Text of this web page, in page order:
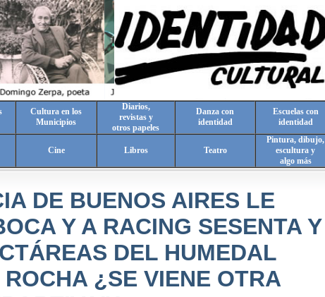
Cultura en los
Municipios
Diarios,
revistas y
otros papeles
Danza con
identidad
Escuelas con
identidad
Cine Libros Teatro
Pintura, dibujo,
escultura y
algo más
DE BUENOS AIRES LE
Y A RACING SESENTA Y
DEL HUMEDAL
¿SE VIENE OTRA